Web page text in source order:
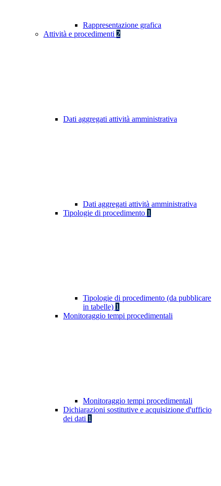
Rappresentazione grafica
Attività e procedimenti 2
Dati aggregati attività amministrativa
Dati aggregati attività amministrativa
Tipologie di procedimento 1
Tipologie di procedimento (da pubblicare
in tabelle) 1
Monitoraggio tempi procedimentali
Monitoraggio tempi procedimentali
Dichiarazioni sostitutive e acquisizione d'ufficio
dei dati 1